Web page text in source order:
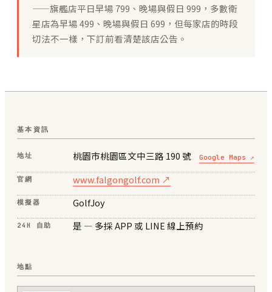
——旗艦店平日早場 799、晚場與假日 999，多數衛
星店為早場 499、晚場與假日 699，但每家店的時段
切法不一樣，下訂前看清楚該店公告。
基本資訊
地址 桃園市桃園區文中三路 190 號 Google Maps ↗
官網 www.falgongolf.com ↗
模擬器 GolfJoy
24H 自助 是 — 多採 APP 或 LINE 線上預約
地點